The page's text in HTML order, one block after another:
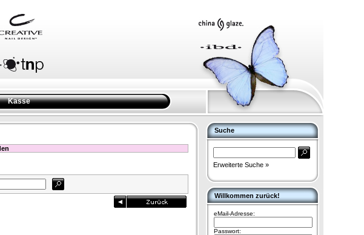
Kasse
Suche
Erweiterte Suche »
Willkommen zurück!
eMail-Adresse:
Passwort: